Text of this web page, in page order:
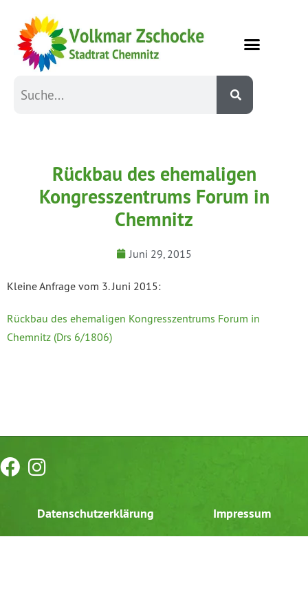
Rückbau des ehemaligen
Kongresszentrums Forum in
Chemnitz
Juni 29, 2015
Kleine Anfrage vom 3. Juni 2015:
Rückbau des ehemaligen Kongresszentrums Forum in
Chemnitz (Drs 6/1806)
Datenschutzerklärung Impressum